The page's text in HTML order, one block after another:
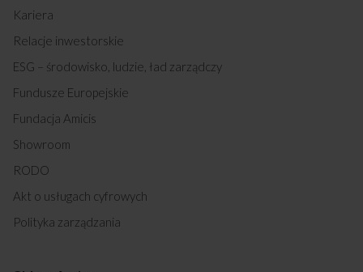
Kariera
Relacje inwestorskie
ESG – środowisko, ludzie, ład zarządczy
Fundusze Europejskie
Fundacja Amicis
Showroom
RODO
Akt o usługach cyfrowych
Polityka zarządzania